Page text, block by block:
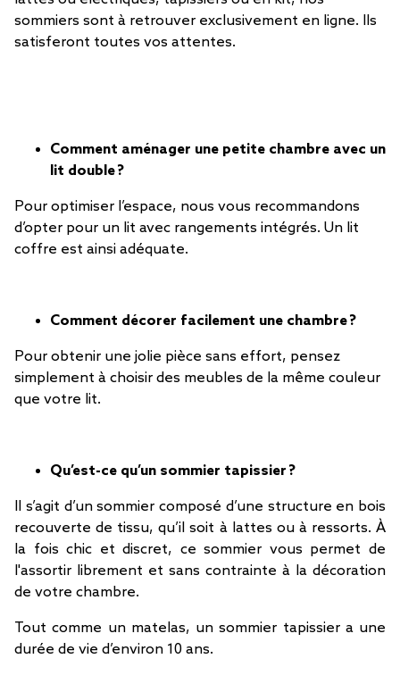
sommiers sont à retrouver exclusivement en ligne. Ils
satisferont toutes vos attentes.
Comment aménager une petite chambre avec un
lit double ?
Pour optimiser l’espace, nous vous recommandons
d’opter pour un lit avec rangements intégrés. Un lit
coffre est ainsi adéquate.
Comment décorer facilement une chambre ?
Pour obtenir une jolie pièce sans effort, pensez
simplement à choisir des meubles de la même couleur
que votre lit.
Qu’est-ce qu’un sommier tapissier ?
Il s’agit d’un sommier composé d’une structure en bois
recouverte de tissu, qu’il soit à lattes ou à ressorts. À
la fois chic et discret, ce sommier vous permet de
l'assortir librement et sans contrainte à la décoration
de votre chambre.
Tout comme un matelas, un sommier tapissier a une
durée de vie d’environ 10 ans.